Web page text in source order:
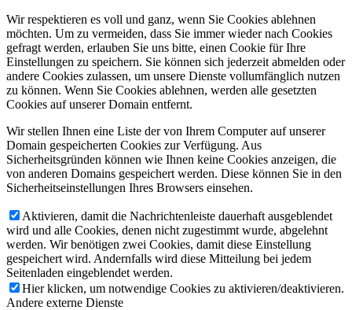
Wir respektieren es voll und ganz, wenn Sie Cookies ablehnen
möchten. Um zu vermeiden, dass Sie immer wieder nach Cookies
gefragt werden, erlauben Sie uns bitte, einen Cookie für Ihre
Einstellungen zu speichern. Sie können sich jederzeit abmelden oder
andere Cookies zulassen, um unsere Dienste vollumfänglich nutzen
zu können. Wenn Sie Cookies ablehnen, werden alle gesetzten
Cookies auf unserer Domain entfernt.
Wir stellen Ihnen eine Liste der von Ihrem Computer auf unserer
Domain gespeicherten Cookies zur Verfügung. Aus
Sicherheitsgründen können wie Ihnen keine Cookies anzeigen, die
von anderen Domains gespeichert werden. Diese können Sie in den
Sicherheitseinstellungen Ihres Browsers einsehen.
Aktivieren, damit die Nachrichtenleiste dauerhaft ausgeblendet
wird und alle Cookies, denen nicht zugestimmt wurde, abgelehnt
werden. Wir benötigen zwei Cookies, damit diese Einstellung
gespeichert wird. Andernfalls wird diese Mitteilung bei jedem
Seitenladen eingeblendet werden.
Hier klicken, um notwendige Cookies zu aktivieren/deaktivieren.
Andere externe Dienste